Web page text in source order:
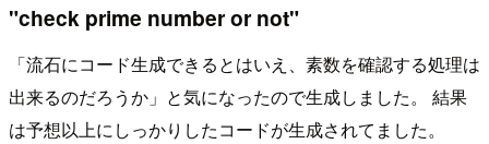
"check prime number or not"
「流石にコード生成できるとはいえ、素数を確認する処理は
出来るのだろうか」と気になったので生成しました。 結果
は予想以上にしっかりしたコードが生成されてました。